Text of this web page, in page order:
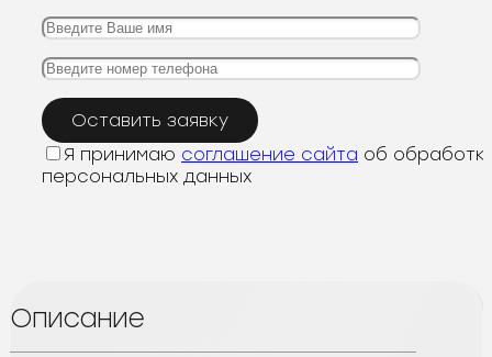
Я принимаю соглашение сайта об
персональных данных
Описание